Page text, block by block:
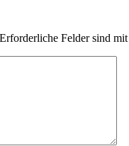
Erforderliche Felder sind mit